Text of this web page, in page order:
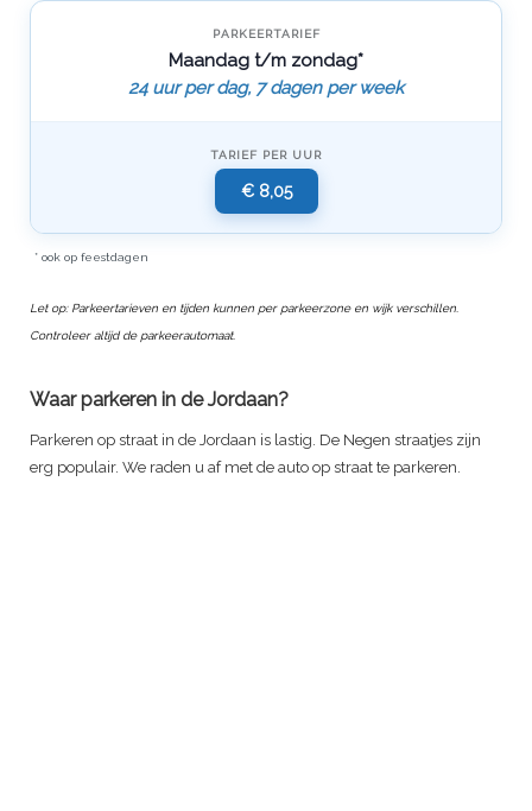
PARKEERTARIEF
Maandag t/m zondag*
24 uur per dag, 7 dagen per week
TARIEF PER UUR
€ 8,05
* ook op feestdagen
Let op: Parkeertarieven en tijden kunnen per parkeerzone en wijk verschillen.
Controleer altijd de parkeerautomaat.
Waar parkeren in de Jordaan?
Parkeren op straat in de Jordaan is lastig. De Negen straatjes zijn
erg populair. We raden u af met de auto op straat te parkeren.